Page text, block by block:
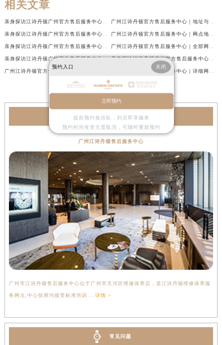
相关文章
亲身探访江诗丹顿广州官方售后服务中心｜最新网点地址及热线（2026年7月最新） 广州江诗丹顿官方售后服务中心｜地址与官方电话权威信息公示（2026年7月最新）
亲身探访江诗丹顿广州官方售后服务中心｜热线电话与网点地址（2026年7月最新） 广州江诗丹顿官方售后服务中心｜网点地址与热线权威信息公示（2026年7月最新）
亲身探访江诗丹顿广州官方售后服务中心｜官方电话和维修地址（2026年7月最新） 广州江诗丹顿官方售后服务中心｜全部网点地址及24小时热线权威信息公示（2026年6月最新）
亲身探访江诗丹顿广州官方售后服务中心｜全新地址及服务热线（2026年6月最新） 亲身探访江诗丹顿广州官方售后服务中心｜全新服务热线及门店地址（2026年6月最新）
广州江诗丹顿官方售后服务中心｜详细网点地址与售后热线权威信息公示（2026年6月最新）
江诗丹顿服务中心
广州江诗丹顿售后服务中心
广州市江诗丹顿售后服务中心位于广州市天河区维修保养店，是江诗丹顿维修保养服
务网点,中心技师均接受标准培训....详情 >
常见问题
预约入口 关闭
立即预约
提前预约免排队，到店即享服务
预约时间有变无需取消，可随时重新预约